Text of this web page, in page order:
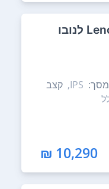
מסך: IPS, קצב
10,290 ₪